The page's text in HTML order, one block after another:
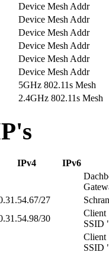
Device Mesh Addr
Device Mesh Addr
Device Mesh Addr
Device Mesh Addr
Device Mesh Addr
Device Mesh Addr
5GHz 802.11s Mesh
2.4GHz 802.11s Mesh
IPv4
IPv6
27
30
Client
SSID
Client
SSID